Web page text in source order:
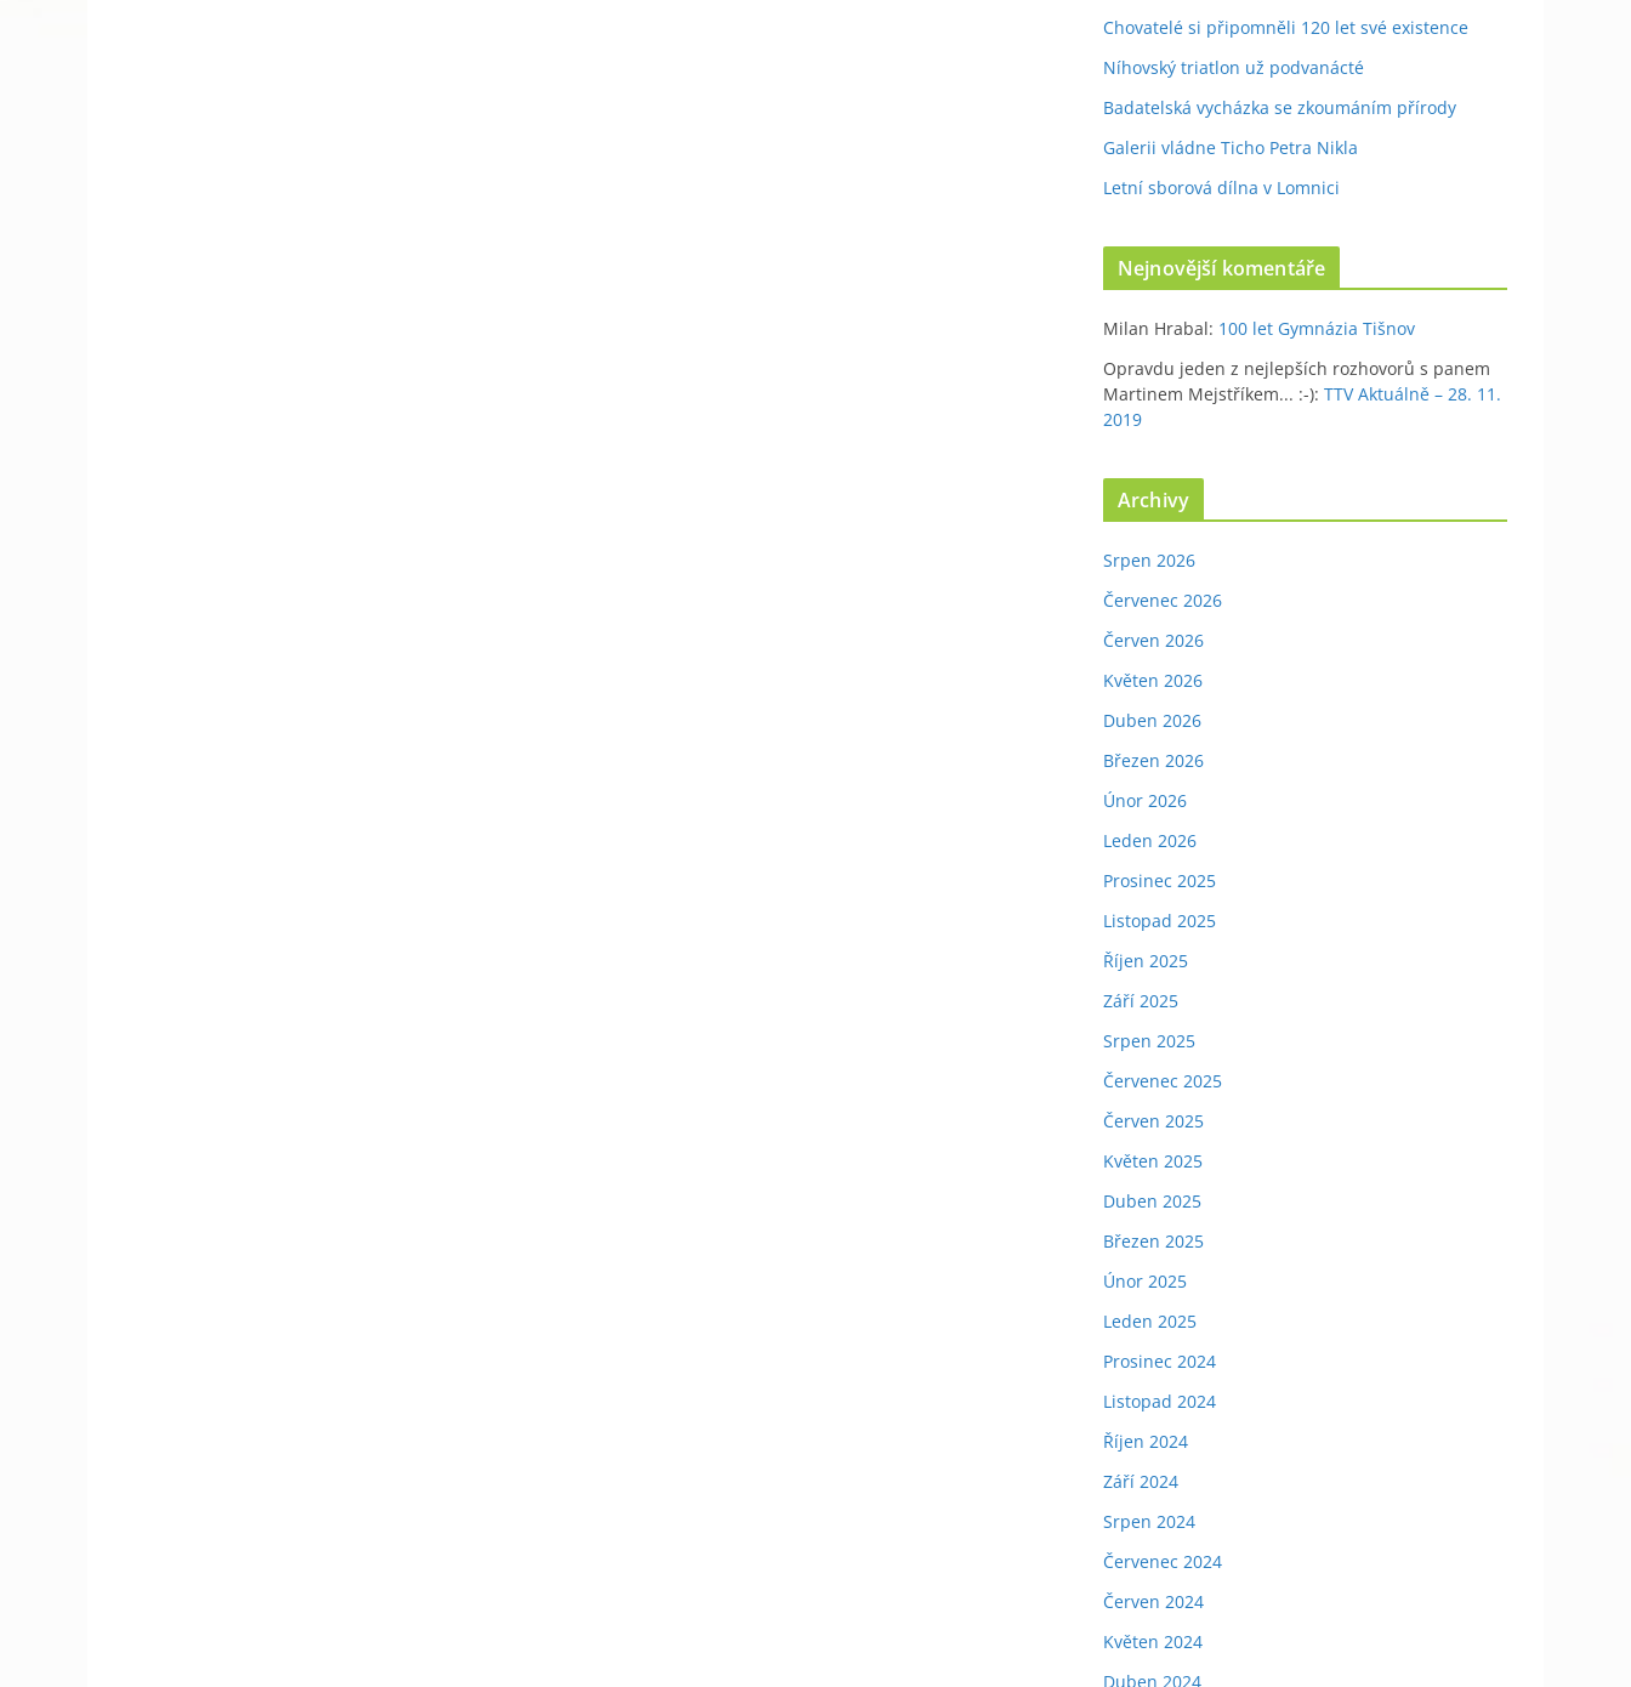
Chovatelé si připomněli 120 let své existence
Níhovský triatlon už podvanácté
Badatelská vycházka se zkoumáním přírody
Galerii vládne Ticho Petra Nikla
Letní sborová dílna v Lomnici
Nejnovější komentáře
Milan Hrabal: 100 let Gymnázia Tišnov
Opravdu jeden z nejlepších rozhovorů s panem
Martinem Mejstříkem... :-): TTV Aktuálně – 28. 11.
2019
Archivy
Srpen 2026
Červenec 2026
Červen 2026
Květen 2026
Duben 2026
Březen 2026
Únor 2026
Leden 2026
Prosinec 2025
Listopad 2025
Říjen 2025
Září 2025
Srpen 2025
Červenec 2025
Červen 2025
Květen 2025
Duben 2025
Březen 2025
Únor 2025
Leden 2025
Prosinec 2024
Listopad 2024
Říjen 2024
Září 2024
Srpen 2024
Červenec 2024
Červen 2024
Květen 2024
Duben 2024